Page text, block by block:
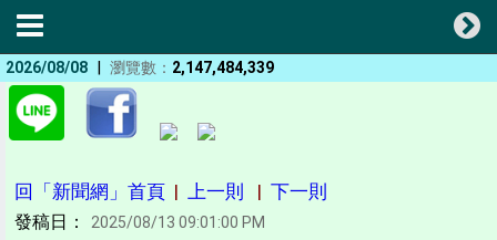
2026/08/08 | 瀏覽數： 2,147,484,339
回「新聞網」首頁 | 上一則 | 下一則
發稿日： 2025/08/13 09:01:00 PM